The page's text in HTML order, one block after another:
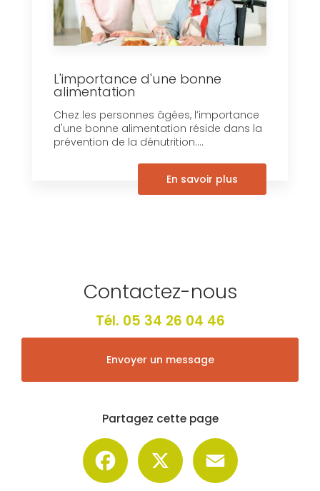
L'importance d'une bonne
alimentation
Chez les personnes âgées, l’importance
d'une bonne alimentation réside dans la
prévention de la dénutrition....
En savoir plus
Contactez-nous
Tél. 05 34 26 04 46
Envoyer un message
Partagez cette page
Facebook